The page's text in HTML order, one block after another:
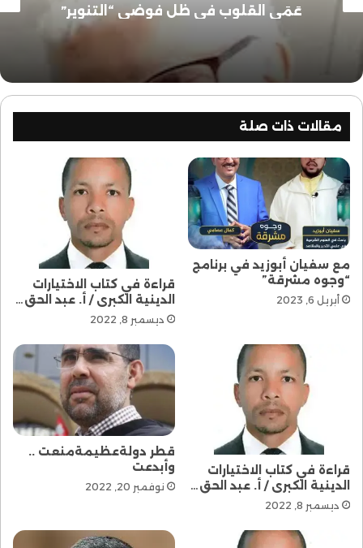
عَمَى القلوب في ظل فوضى “التنوير”
مقالات ذات صلة
مع سفيان أبوزيد في برنامج
“وجوه مشرقة”
أبريل 6, 2023
قراءة في كتاب الاختيارات
الدينية الكبرى / أ. عبد الحق…
ديسمبر 8, 2022
قراءة في كتاب الاختيارات
الدينية الكبرى / أ. عبد الحق…
ديسمبر 8, 2022
قطر دولةعظيمةمنعت ..
وأبدعت
نوفمبر 20, 2022